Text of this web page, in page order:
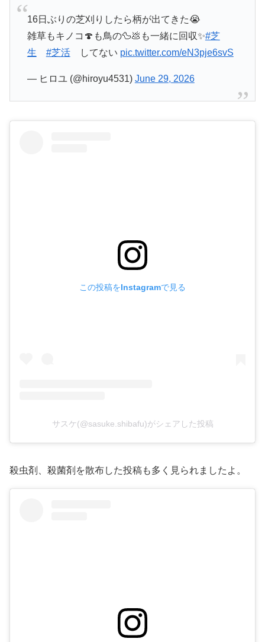
16日ぶりの芝刈りしたら柄が出てきた😭
雑草もキノコ🍄も鳥の🦆💩も一緒に回収✨#芝
生
#芝活してない pic.twitter.com/eN3pje6svS
— ヒロユ (@hiroyu4531) June 29, 2026
この投稿をInstagramで見る
サスケ(@sasuke.shibafu)がシェアした投稿
殺虫剤、殺菌剤を散布した投稿も多く見られましたよ。